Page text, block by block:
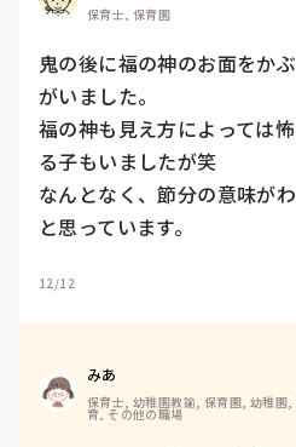
保育士, 保育園
鬼の後に福の神のお面をか
がいました。
福の神も見え方によっては
る子もいましたが笑
なんとなく、節分の意味が
と思っています。
12/12
みあ
保育士, 幼稚園教諭, 保育園, 幼稚園
育, その他の職場